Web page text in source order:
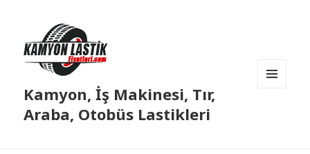
Kamyon, İş Makinesi, Tır,
Araba, Otobüs Lastikleri